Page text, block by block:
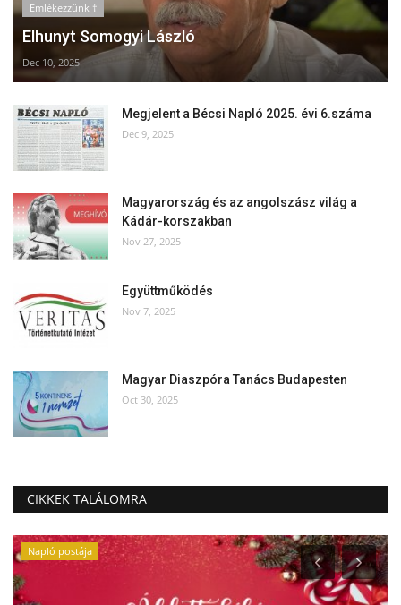
Emlékezzünk †
Elhunyt Somogyi László
Dec 10, 2025
Megjelent a Bécsi Napló 2025. évi 6.száma
Dec 9, 2025
Magyarország és az angolszász világ a
Kádár-korszakban
Nov 27, 2025
Együttműködés
Nov 7, 2025
Magyar Diaszpóra Tanács Budapesten
Oct 30, 2025
CIKKEK TALÁLOMRA
Napló postája